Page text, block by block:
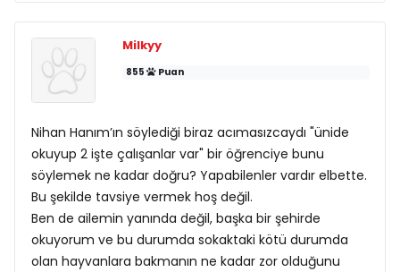
Milkyy
855 Puan
Nihan Hanım’ın söylediği biraz acımasızcaydı "ünide
okuyup 2 işte çalışanlar var" bir öğrenciye bunu
söylemek ne kadar doğru? Yapabilenler vardır elbette.
Bu şekilde tavsiye vermek hoş değil.
Ben de ailemin yanında değil, başka bir şehirde
okuyorum ve bu durumda sokaktaki kötü durumda
olan hayvanlara bakmanın ne kadar zor olduğunu